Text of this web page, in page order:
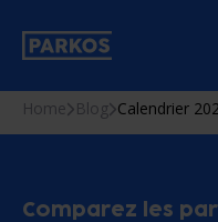
Home Blog Calendrier
Comparez les